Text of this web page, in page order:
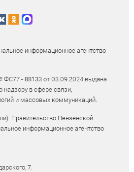
информационное агентство
- 88133 от 03.09.2024 выдана
в сфере связи,
и массовых коммуникаций.
Правительство Пензенской
информационное агентство
7.